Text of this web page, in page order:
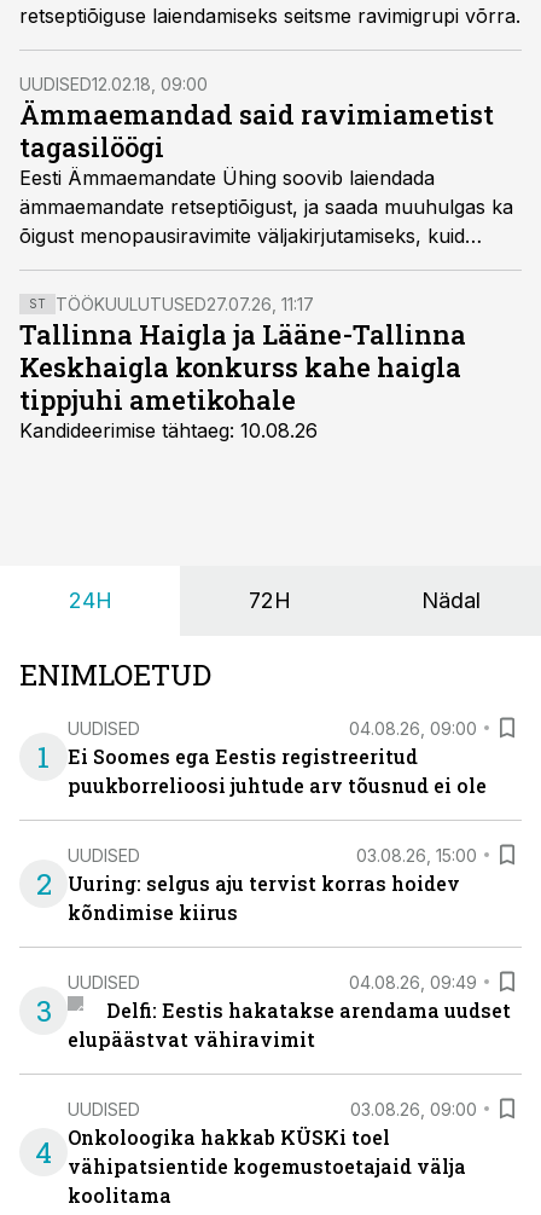
retseptiõiguse laiendamiseks seitsme ravimigrupi võrra.
UUDISED12.02.18, 09:00
Ämmaemandad said ravimiametist
tagasilöögi
Eesti Ämmaemandate Ühing soovib laiendada
ämmaemandate retseptiõigust, ja saada muuhulgas ka
õigust menopausiravimite väljakirjutamiseks, kuid
ravimiamet pole sellega nõus.
ST TÖÖKUULUTUSED27.07.26, 11:17
Tallinna Haigla ja Lääne-Tallinna
Keskhaigla konkurss kahe haigla
tippjuhi ametikohale
Kandideerimise tähtaeg: 10.08.26
24H 72H Nädal
ENIMLOETUD
1
UUDISED 04.08.26, 09:00
Ei Soomes ega Eestis registreeritud
puukborrelioosi juhtude arv tõusnud ei ole
2
UUDISED 03.08.26, 15:00
Uuring: selgus aju tervist korras hoidev
kõndimise kiirus
3
UUDISED 04.08.26, 09:49
Delfi: Eestis hakatakse arendama uudset
elupäästvat vähiravimit
4
UUDISED 03.08.26, 09:00
Onkoloogika hakkab KÜSKi toel
vähipatsientide kogemustoetajaid välja
koolitama